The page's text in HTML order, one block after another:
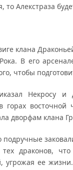
то Алекстраза
клана
В его
чтобы
Некросу и
горах восточной
дворфам клана
подручные
тех драконов,
угрожая ее